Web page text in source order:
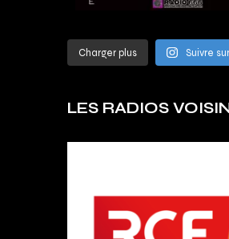
Charger plus Suivre
LES RADIOS